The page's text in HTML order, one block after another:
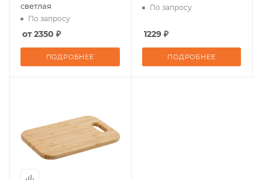
светлая
По запросу
от 2350 ₽
ПОДРОБНЕЕ
По запросу
1229 ₽
ПОДРОБНЕЕ